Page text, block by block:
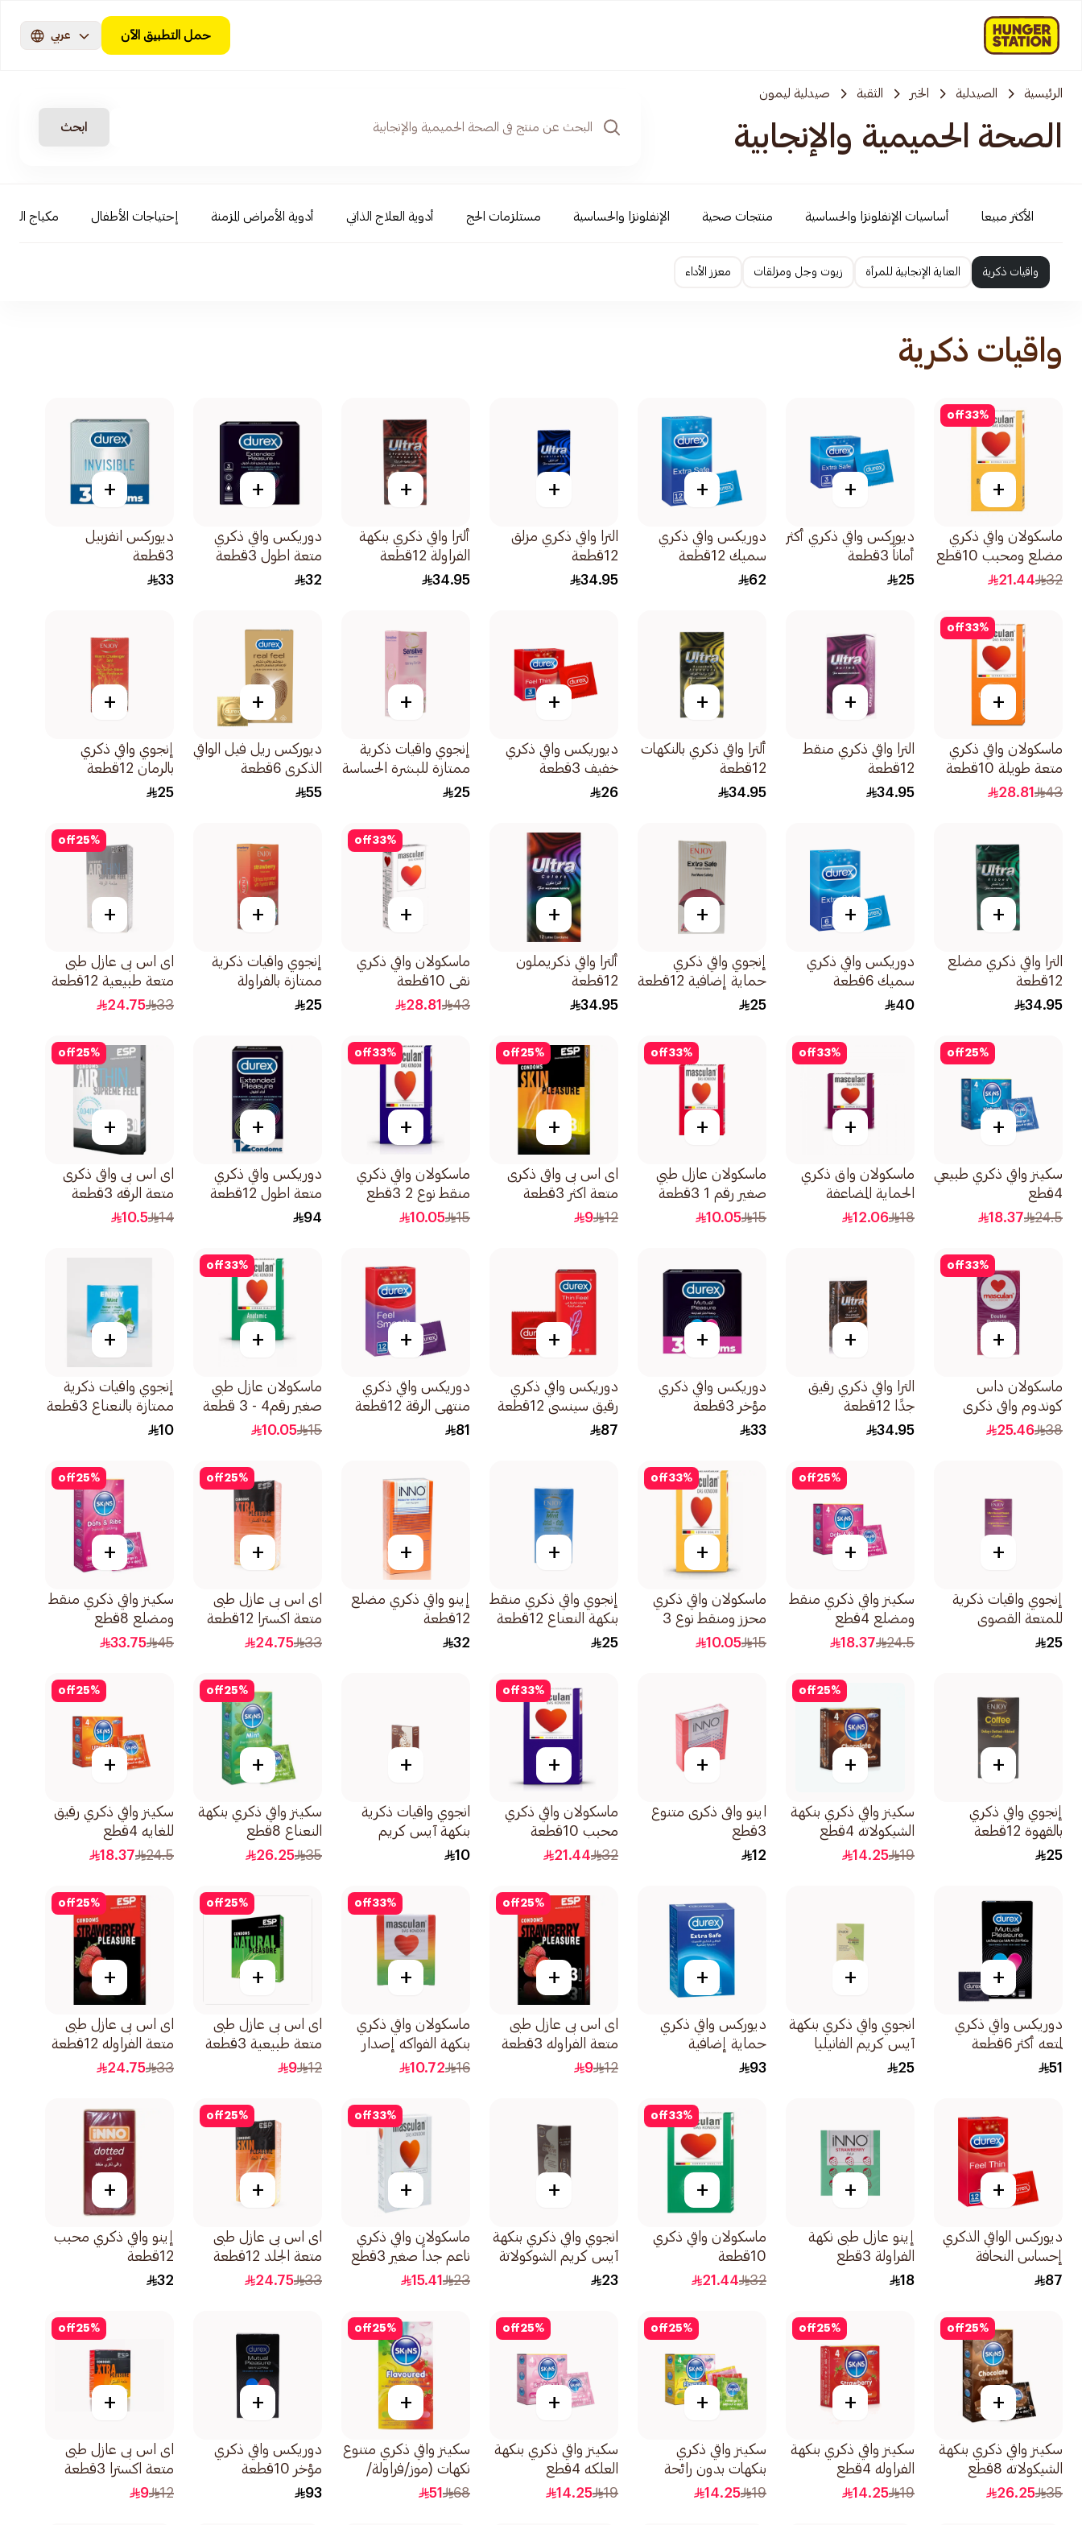
حمل التطبيق الآن عربي
الرئيسية الصيدلية الخبر الثقبة صيدلية ليمون
الصحة الحميمية والإنجابية ابحث
الأكثر مبيعا أساسيات الإنفلونزا والحساسية منتجات صحية الإنفلونزا والحساسية مستلزمات الحج أدوية العلاج الذاتي أدوية الأمراض المزمنة إحتياجات الأطفال مكياج الوجه
واقيات ذكرية العناية الإنجابية للمرأة زيوت وجل ومزلقات معزز الأداء
واقيات ذكرية
33%
off
+
ماسكولان واقي ذكري
مضلع ومحبب 10قطع
32
21.44
+
ديوركس واقي ذكري أكثر
أماناً 3قطعة
25
+
دوريكس واقي ذكري
سميك 12قطعة
62
+
الترا واقي ذكري مزلق
12قطعة
34.95
+
ألترا واقي ذكري بنكهة
الفراولة 12قطعة
34.95
+
دوريكس واقي ذكري
متعة اطول 3قطعة
32
+
ديوركس انفزبيل
3قطعة
33
33%
off
+
ماسكولان واقي ذكري
متعة طويلة 10قطعة
43
28.81
+
الترا واقي ذكري منقط
12قطعة
34.95
+
ألترا واقي ذكري بالنكهات
12قطعة
34.95
+
ديوريكس واقي ذكري
خفيف 3قطعة
26
+
إنجوي واقيات ذكرية
ممتازة للبشرة الحساسة
12قطعة
25
+
ديوركس ريل فيل الواقي
الذكري 6قطعة
55
+
إنجوي واقي ذكري
بالرمان 12قطعة
25
+
الترا واقي ذكري مضلع
12قطعة
34.95
+
دوريكس واقي ذكري
سميك 6قطعة
40
+
إنجوي واقي ذكري
حماية إضافية 12قطعة
25
+
ألترا واقي ذكريملون
12قطعة
34.95
33%
off
+
ماسكولان واقي ذكري
نقي 10قطعة
43
28.81
+
إنجوي واقيات ذكرية
ممتازة بالفراولة
12قطعة
25
25%
off
+
اى اس بى عازل طبى
متعة طبيعية 12قطعة
33
24.75
25%
off
+
سكينز واقي ذكري طبيعي
4قطع
24.5
18.37
33%
off
+
ماسكولان واق ذكري
الحماية المضاعفة
3قطعة
18
12.06
33%
off
+
ماسكولان عازل طبي
صغير رقم 1 3قطعة
15
10.05
25%
off
+
اى اس بى واقى ذكرى
متعة اكثر 3قطعة
12
9
33%
off
+
ماسكولان واقي ذكري
منقط نوع 2 3قطع
15
10.05
+
دوريكس واقي ذكري
متعة اطول 12قطعة
94
25%
off
+
اى اس بى واقى ذكرى
متعة الرقه 3قطعة
14
10.5
33%
off
+
ماسكولان داس
كوندوم واقي ذكري
حماية مزدوجة 10قطع
38
25.46
+
الترا واقي ذكري رقيق
جدًا 12قطعة
34.95
+
دوريكس واقي ذكري
مؤخر 3قطعة
33
+
دوريكس واقي ذكري
رقيق سينسي 12قطعة
87
+
دوريكس واقي ذكري
منتهي الرقة 12قطعة
81
33%
off
+
ماسكولان عازل طبي
صغير رقم4 - 3 قطعة
15
10.05
+
إنجوي واقيات ذكرية
ممتازة بالنعناع 3قطعة
10
+
إنجوي واقيات ذكرية
للمتعة القصوى
والشهوة 12قطعة
25
25%
off
+
سكينز واقي ذكري منقط
ومضلع 4قطع
24.5
18.37
33%
off
+
ماسكولان واقي ذكري
محزز ومنقط نوع 3
3قطع
15
10.05
+
إنجوي واقي ذكري منقط
بنكهة النعناع 12قطعة
25
+
إينو واقي ذكري مضلع
12قطعة
32
25%
off
+
اى اس بى عازل طبى
متعة اكسترا 12قطعة
33
24.75
25%
off
+
سكينز واقي ذكري منقط
ومضلع 8قطع
45
33.75
+
إنجوي واقي ذكري
بالقهوة 12قطعة
25
25%
off
+
سكينز واقي ذكري بنكهة
الشيكولاته 4قطع
19
14.25
+
اينو واقى ذكرى متنوع
3قطع
12
33%
off
+
ماسكولان واقي ذكري
محبب 10قطعة
32
21.44
+
انجوي واقيات ذكرية
بنكهة آيس كريم
الشوكولاتة 3قطعة
10
25%
off
+
سكينز واقي ذكري بنكهة
النعناع 8قطع
35
26.25
25%
off
+
سكينز واقي ذكري رقيق
للغايه 4قطع
24.5
18.37
+
دوريكس واقي ذكري
لمتعه أكثر 6قطعة
51
+
انجوي واقي ذكري بنكهة
آيس كريم الفانيليا
12قطعة
25
+
ديوركس واقي ذكري
حماية إضافية
20قطعة
93
25%
off
+
اى اس بى عازل طبى
متعة الفراوله 3قطعة
12
9
33%
off
+
ماسكولان واقي ذكري
بنكهة الفواكه إصدار
فروتي 3قطع
16
10.72
25%
off
+
اى اس بى عازل طبى
متعة طبيعية 3قطعة
12
9
25%
off
+
اى اس بى عازل طبى
متعة الفراوله 12قطعة
33
24.75
+
ديوركس الواقي الذكري
إحساس النحافة
12قطعة
87
+
إينو عازل طبى نكهة
الفراولة 3قطع
18
33%
off
+
ماسكولان واقي ذكري
10قطعة
32
21.44
+
انجوي واقي ذكري بنكهة
آيس كريم الشوكولاتة
12قطعة
23
33%
off
+
ماسكولان واقي ذكري
ناعم جداً صغير 3قطع
23
15.41
25%
off
+
اى اس بى عازل طبى
متعة الجلد 12قطعة
33
24.75
+
إينو واقي ذكري محبب
12قطعة
32
25%
off
+
سكينز واقي ذكري بنكهة
الشيكولاته 8قطع
35
26.25
25%
off
+
سكينز واقي ذكري بنكهة
الفراوله 4قطع
19
14.25
25%
off
+
سكينز واقي ذكري
بنكهات بدون رائحة
اللاتكس عبوة من
19
14.25
25%
off
+
سكينز واقي ذكري بنكهة
العلكه 4قطع
19
14.25
25%
off
+
سكينز واقي ذكري متنوع
نكهات (موز/فراولة/
علك/نعناع) 16قطعة
68
51
+
دوريكس واقي ذكري
مؤخر 10قطعة
93
25%
off
+
اى اس بى عازل طبى
متعة اكسترا 3قطعة
12
9